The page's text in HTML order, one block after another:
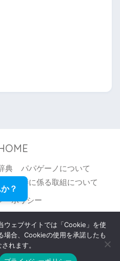
典
パパゲーノについて
の改善に係る取組について
ーポリシー
All rights reserved.
？
ウェブサイトでは「Cookie」を使
場合、Cookieの使用を承諾したも
れます。